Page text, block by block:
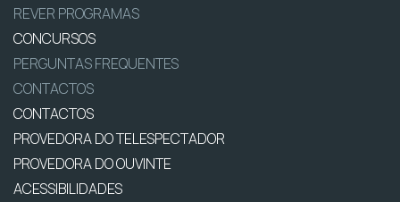
REVER PROGRAMAS
CONCURSOS
PERGUNTAS FREQUENTES
CONTACTOS
CONTACTOS
PROVEDORA DO TELESPECTADOR
PROVEDORA DO OUVINTE
ACESSIBILIDADES